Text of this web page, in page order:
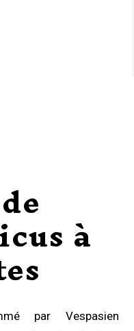
à
par Vespasien